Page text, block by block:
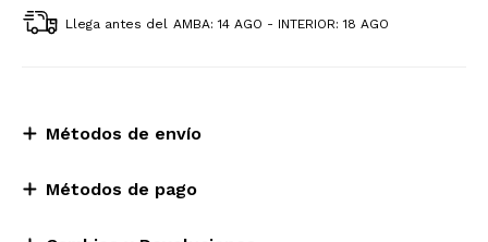
Llega antes del AMBA: 14 AGO - INTERIOR: 18 AGO
Métodos de envío
Métodos de pago